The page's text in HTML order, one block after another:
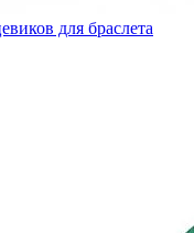
для браслета